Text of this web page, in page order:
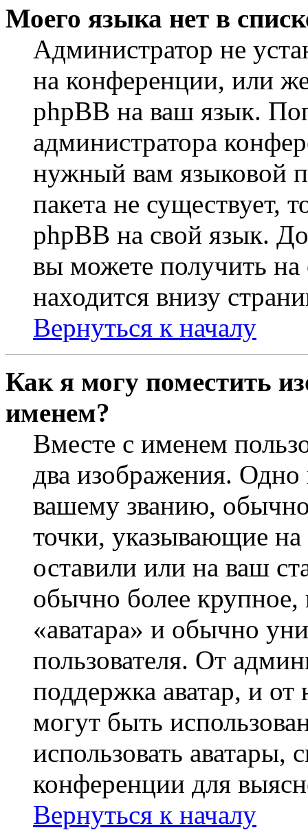
Моего языка нет в
Администратор не
на конференции, или
phpBB на ваш язык.
администратора
нужный вам языковой
пакета не существует,
phpBB на свой язык.
вы можете получить на
находится внизу
Вернуться к началу
Как я могу поместить
именем?
Вместе с именем
два изображения.
вашему званию, обычно
точки, указывающие
оставили или на ваш
обычно более крупное,
«аватара» и обычно
пользователя. От
поддержка аватар, и от
могут быть
использовать аватары,
конференции для
Вернуться к началу